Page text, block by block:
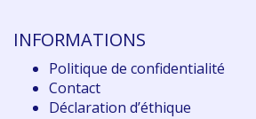
INFORMATIONS
Politique de confidentialité
Contact
Déclaration d’éthique